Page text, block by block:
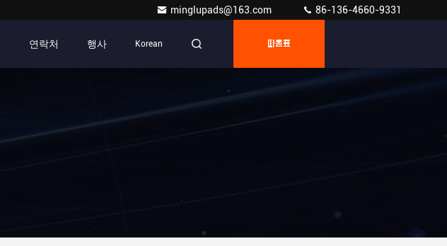
minglupads@163.com 86-136-4660-9331
연락처 행사 Korean 따옴표